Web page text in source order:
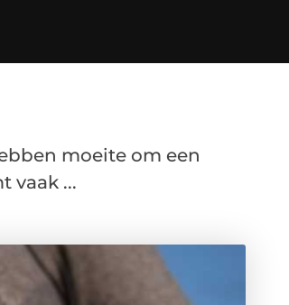
moeite om een
vaak ...